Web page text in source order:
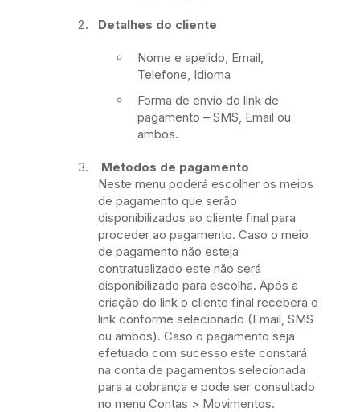
Detalhes do cliente
Nome e apelido, Email,
Telefone, Idioma
Forma de envio do link de
pagamento – SMS, Email ou
ambos.
Métodos de pagamento
Neste menu poderá escolher os meios
de pagamento que serão
disponibilizados ao cliente final para
proceder ao pagamento. Caso o meio
de pagamento não esteja
contratualizado este não será
disponibilizado para escolha. Após a
criação do link o cliente final receberá o
link conforme selecionado (Email, SMS
ou ambos). Caso o pagamento seja
efetuado com sucesso este constará
na conta de pagamentos selecionada
para a cobrança e pode ser consultado
no menu Contas > Movimentos.